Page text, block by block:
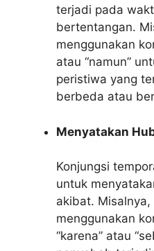
terjadi pada
bertentangan.
menggunakan
atau “namun”
peristiwa yang
berbeda atau
Menyatakan
Konjungsi
untuk
akibat.
menggunakan
“karena” atau